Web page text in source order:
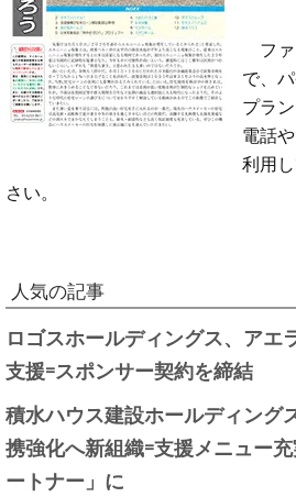
フ
で、
プラ
電話
利用
さい。
人気の記事
ロゴスホールディングス、アエ
支援=スポンサー契約を締結
積水ハウス建設ホールディング
携強化へ新組織=支援メニュー
ートナー」に